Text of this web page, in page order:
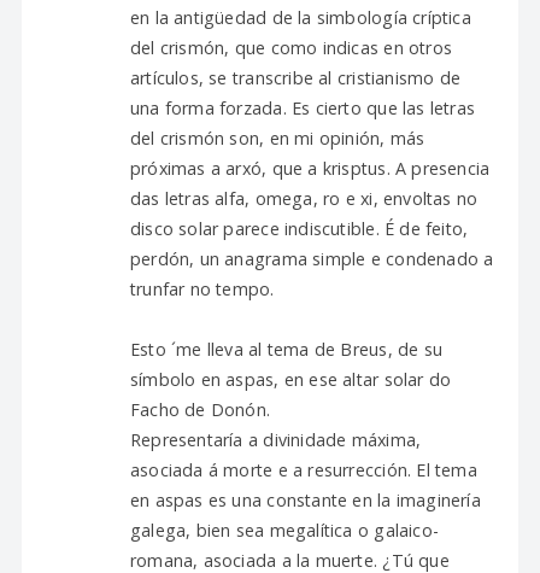
en la antigüedad de la simbología críptica
del crismón, que como indicas en otros
artículos, se transcribe al cristianismo de
una forma forzada. Es cierto que las letras
del crismón son, en mi opinión, más
próximas a arxó, que a krisptus. A presencia
das letras alfa, omega, ro e xi, envoltas no
disco solar parece indiscutible. É de feito,
perdón, un anagrama simple e condenado a
trunfar no tempo.
Esto ´me lleva al tema de Breus, de su
símbolo en aspas, en ese altar solar do
Facho de Donón.
Representaría a divinidade máxima,
asociada á morte e a resurrección. El tema
en aspas es una constante en la imaginería
galega, bien sea megalítica o galaico-
romana, asociada a la muerte. ¿Tú que